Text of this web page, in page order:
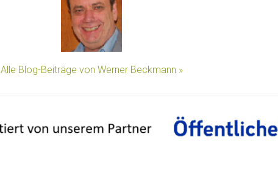
Alle Blog-Beiträge von Werner Beckmann »